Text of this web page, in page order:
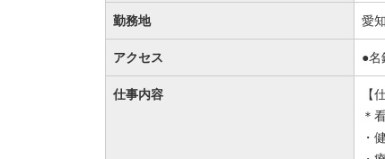
勤務地 愛
アクセス ●名
仕事内容
【
＊
・